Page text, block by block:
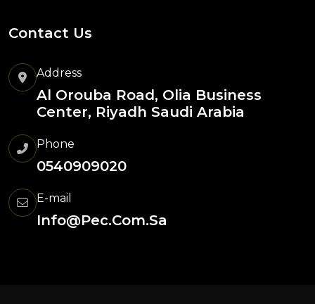
Contact Us
Address
Al Orouba Road, Olia Business
Center, Riyadh Saudi Arabia
Phone
0540909020
E-mail
Info@pec.com.sa